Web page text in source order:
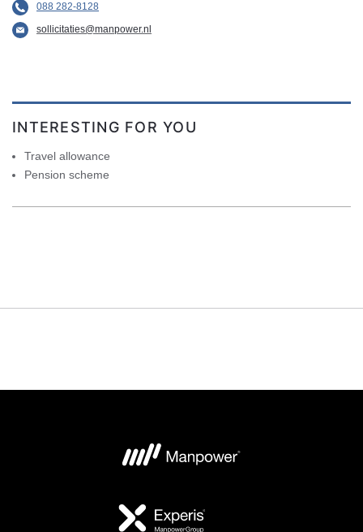
088 282-8128
sollicitaties@manpower.nl
INTERESTING FOR YOU
Travel allowance
Pension scheme